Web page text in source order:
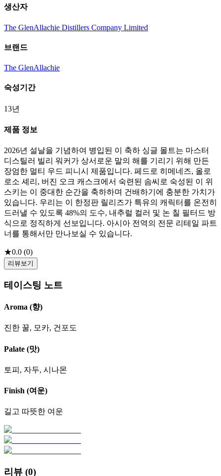
생산자
The GlenAllachie Distillers Company Limited
브랜드
The GlenAllachie
숙성기간
13년
제품 정보
2026년 설날을 기념하여 병입된 이 축하 싱글 몰트는 마스터
디스틸러 빌리 워커가 상서로운 말의 해를 기리기 위해 만든
장엄한 멀티 우드 피니시 제품입니다. 페드로 히메네즈, 올로
로소 셰리, 버진 오크 캐스크에서 숙련된 솜씨로 숙성된 이 위
스키는 이 중대한 순간을 축하하며 건배하기에 충분한 가치가
있습니다. 우리는 이 한정판 릴리즈가 특유의 캐릭터를 온전히
드러낼 수 있도록 48%의 도수, 내추럴 컬러 및 논 칠 필터드 방
식으로 정직하게 선보입니다. 아시아 전역의 전문 리테일 파트
너를 통해서만 만나보실 수 있습니다.
★0.0 (0)
리뷰보기
테이스팅 노트
Aroma (향)
진한 꿀, 모카, 건포도
Palate (맛)
토피, 자두, 시나몬
Finish (여운)
길고 따뜻한 여운
리뷰 (0)